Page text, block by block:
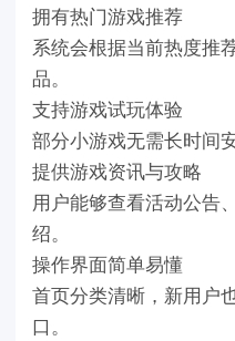
拥有热门游戏推荐
系统会根据当前热度推
品。
支持游戏试玩体验
部分小游戏无需长时间
提供游戏资讯与攻略
用户能够查看活动公告
绍。
操作界面简单易懂
首页分类清晰，新用户
口。